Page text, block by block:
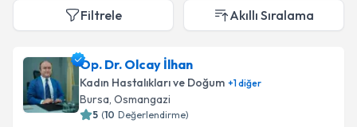
Filtrele Akıllı Sıralama
Op. Dr. Olcay İlhan
Kadın Hastalıkları ve Doğum +1diğer
Bursa, Osmangazi
5 (10 Değerlendirme)